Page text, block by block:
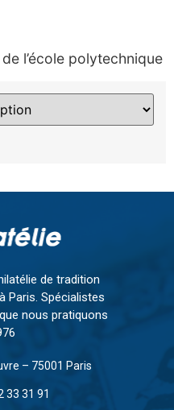
l’école polytechnique
de tradition
Paris. Spécialistes
nous pratiquons
– 75001 Paris
33 31 91